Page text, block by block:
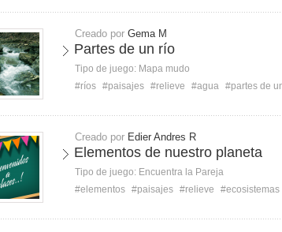
Creado por Gema M
Partes de un río
Tipo de juego: Mapa mudo
#ríos #paisajes #relieve #agua #partes de
Creado por Edier Andres R
Elementos de nuestro planeta
Tipo de juego: Encuentra la Pareja
#elementos #paisajes #relieve #ecosistemas